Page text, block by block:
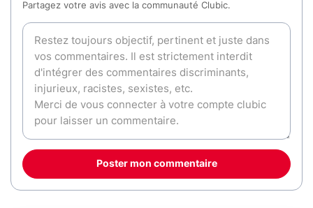
Partagez votre avis avec la communauté Clubic.
Poster mon commentaire